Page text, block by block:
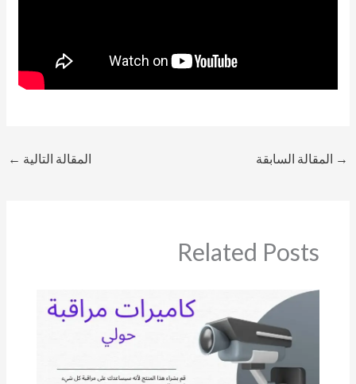
→ المقالة السابقة المقالة التالية ←
Related Posts